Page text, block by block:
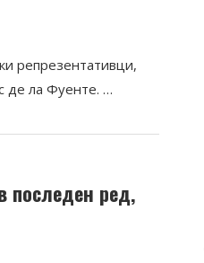
репрезентативци,
де ла Фуенте. …
последен ред,